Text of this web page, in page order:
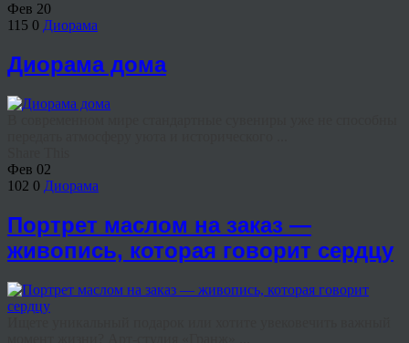
Фев 20
115 0 Диорама
Диорама дома
Фев 02
102 0 Диорама
Портрет маслом на заказ —
живопись, которая говорит сердцу